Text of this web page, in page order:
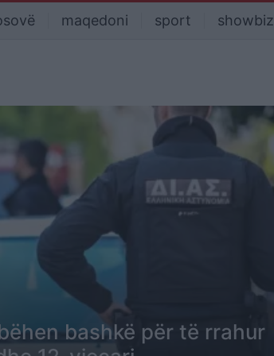
maqedoni sport showbiz
bashkë për të rrahur